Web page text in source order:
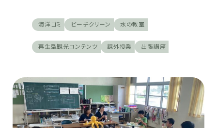
海洋ゴミ ビーチクリーン 水の教室
再生型観光コンテンツ 課外授業 出張講座